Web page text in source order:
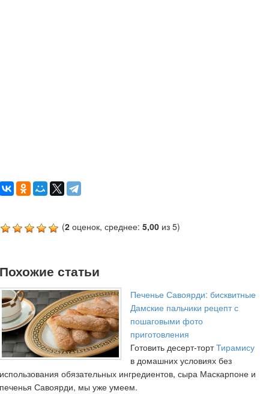
(2 оценок, среднее:5,00 из 5)
Похожие статьи
Печенье Савоярди: бисквитные
Дамские пальчики рецепт с
пошаговыми фото
приготовления
Готовить десерт-тортТирамису
в домашних условиях без
использования обязательных ингредиентов, сыра Маскарпоне и
печенья Савоярди, мы уже умеем.